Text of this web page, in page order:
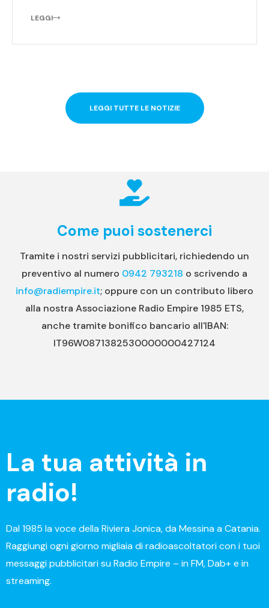
LEGGI
LEGGI TUTTE LE NOTIZIE
Come puoi sostenerci
Tramite i nostri servizi pubblicitari, richiedendo un
preventivo al numero 0942 793218 o scrivendo a
info@radiempire.it; oppure con un contributo libero
alla nostra Associazione Radio Empire 1985 ETS,
anche tramite bonifico bancario all'IBAN:
IT96W0871382530000000427124
La tua attività in
radio!
Dal 1985 la voce della Riviera Jonica, da Messina a Catania.
Raggiungi ogni giorno migliaia di radioascoltatori con i tuoi
messaggi pubblicitari su Radio Empire – in FM, Dab+ e in
streaming.